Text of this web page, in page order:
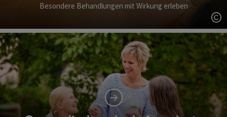
Besondere Behandlungen mit Wirkung erleben